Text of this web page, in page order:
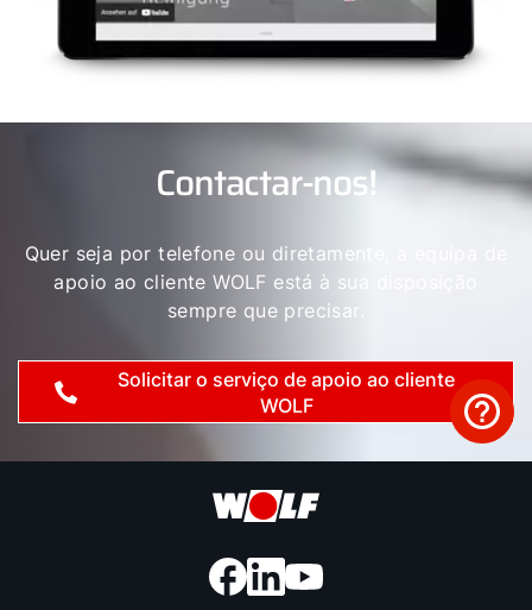
Contactar-nos!
Quer seja por telefone ou diretamente, a equipa de
apoio ao cliente WOLF está à sua disposição
sempre que precisar.
Solicitar o serviço de apoio ao cliente
WOLF